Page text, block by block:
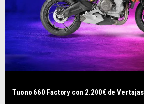
Tuono 660 Factory con 2.200€ de Ventajas